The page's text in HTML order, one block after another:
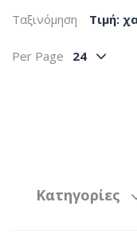
Ταξινόμηση Tιμή:
Per Page 24
Κατηγορίες